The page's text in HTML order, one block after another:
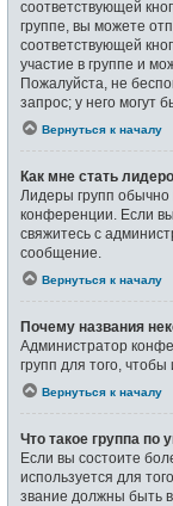
соответствующей
группе, вы можете
соответствующей
участие в группе и
Пожалуйста, не
запрос; у него могут
Вернуться к началу
Как мне стать
Лидеры групп
конференции. Если
свяжитесь с
сообщение.
Вернуться к началу
Почему названия
Администратор
групп для того,
Вернуться к началу
Что такое группа по
Если вы состоите
используется для
звание должны быть